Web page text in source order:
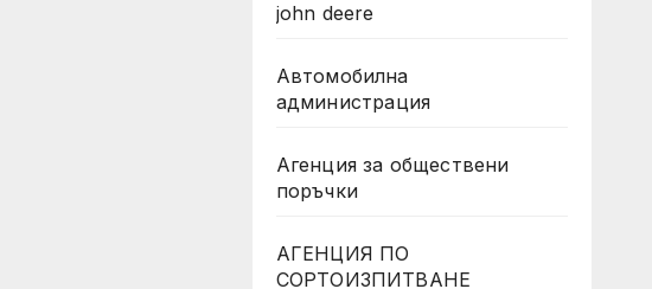
john deere
Автомобилна
администрация
Агенция за обществени
поръчки
АГЕНЦИЯ ПО
СОРТОИЗПИТВАНЕ